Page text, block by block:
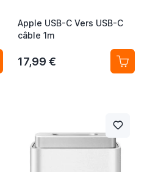
Apple USB-C Vers USB-C
câble 1m
17,99 €